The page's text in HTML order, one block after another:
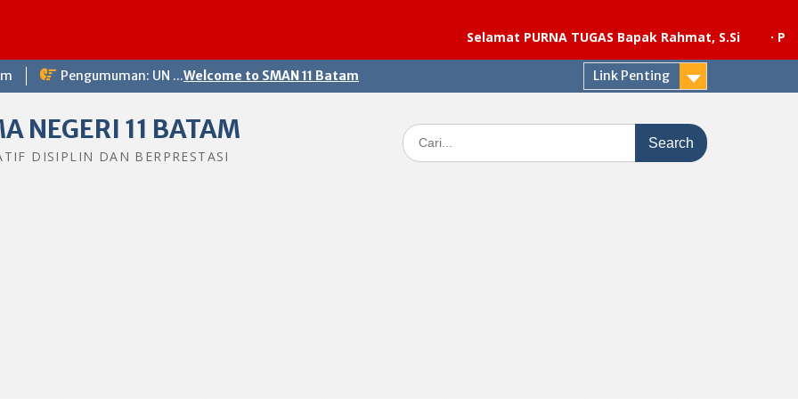
Selamat PURNA TUGAS Bapak Rahmat, S.Si
·
Pengumuman: UN ...Welcome to SMAN 11 Batam Link Penting
NEGERI 11 BATAM
DISIPLIN DAN BERPRESTASI
Search
for: